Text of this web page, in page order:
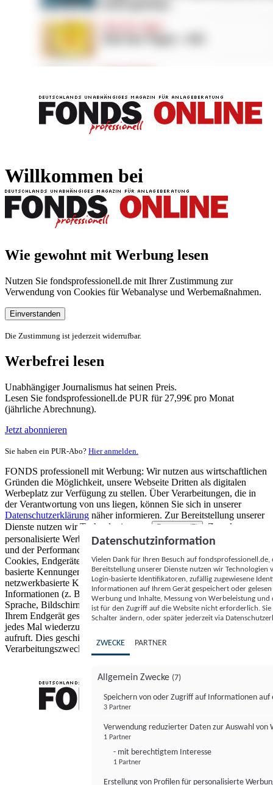
Willkommen bei
Wie gewohnt mit Werbung lesen
Nutzen Sie fondsprofessionell.de mit Ihrer Zustimmung zur
Verwendung von Cookies für Webanalyse und Werbemaßnahmen.
Einverstanden
Die Zustimmung ist jederzeit widerrufbar.
Werbefrei lesen
Unabhängiger Journalismus hat seinen Preis.
Lesen Sie fondsprofessionell.de PUR für 27,99€ pro Monat
(jährliche Abrechnung).
Jetzt abonnieren
Sie haben ein PUR-Abo? Hier anmelden.
FONDS professionell mit Werbung: Wir nutzen aus wirtschaftlichen
Gründen die Möglichkeit, unsere Webseite Dritten als digitalen
Werbeplatz zur Verfügung zu stellen. Über Verarbeitungen, die in
der Verantwortung von uns liegen, können Sie sich in unserer
Datenschutzerklärung näher informieren. Zur Bereitstellung unserer
Dienste nutzen wir Technologien von
Partnern (5)
. Zwecke:
personalisierte Werbung und Inhalte, Messung von Werbeleistung
und der Performance von Inhalten sowie Zielgruppenforschung.
Cookies, Endgeräte- oder ähnliche Online-Kennungen (z. B. login-
basierte Kennungen, zufällig generierte Kennungen,
netzwerkbasierte Kennungen) können zusammen mit anderen
Informationen (z. B. Browsertyp und Browserinformationen,
Sprache, Bildschirmgröße, unterstützte Technologien usw.) auf
Ihrem Endgerät gespeichert oder von dort ausgelesen werden, um es
jedes Mal wiederzuerkennen, wenn es eine App oder einer Webseite
aufruft. Dies geschieht für einen oder mehrere der hier aufgeführten
Verarbeitungszwecke.
Datenschutzinformation
Vielen Dank für Ihren Besuch auf
Bereitstellung unserer Dienste nutzen wir Technologien
Login-basierte Identifikatoren, zufällig zugewiesene
Informationen auf Ihrem Gerät gespeichert oder
Werbung und Inhalte, Messung von Werbeleistung
ist für den Zugriff auf die Website nicht erforderlich.
Schalter ändern, oder später jederzeit via
ZWECKE PARTNER
Allgemein Zwecke (7)
Speichern von oder Zugriff auf Informationen auf
3 Partner
Verwendung reduzierter Daten zur Auswahl von
1 Partner
- mit berechtigtem Interesse
1 Partner
Erstellung von Profilen für personalisierte
FONDS professionell